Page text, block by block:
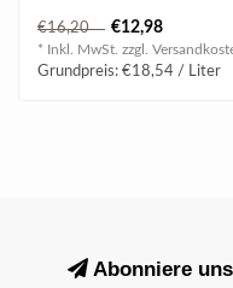
Angenehme Süße, Leicht
rauchiger Whisky-
Hintergrund ..
€16,20 €12,98
* Inkl. MwSt. zzgl.
Grundpreis: €18,54 / Liter
Abonniere